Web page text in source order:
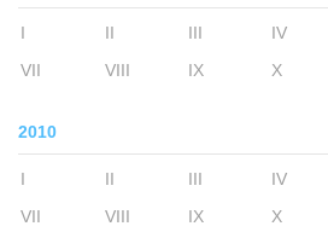
I II III IV
VII
VIII IX X
2010
I II III IV
VII
VIII IX X